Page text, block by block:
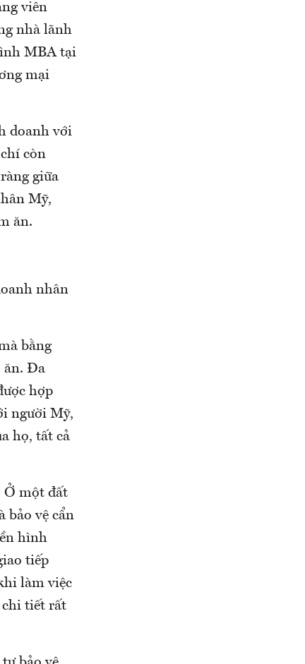
viên
nhà lãnh
MBA tại
mại
doanh với
còn
giữa
Mỹ,
ăn.
nhân
bằng
ăn. Đa
hợp
người Mỹ,
họ, tất cả
Ở một đất
bảo vệ cẩn
hình
tiếp
làm việc
chi tiết rất